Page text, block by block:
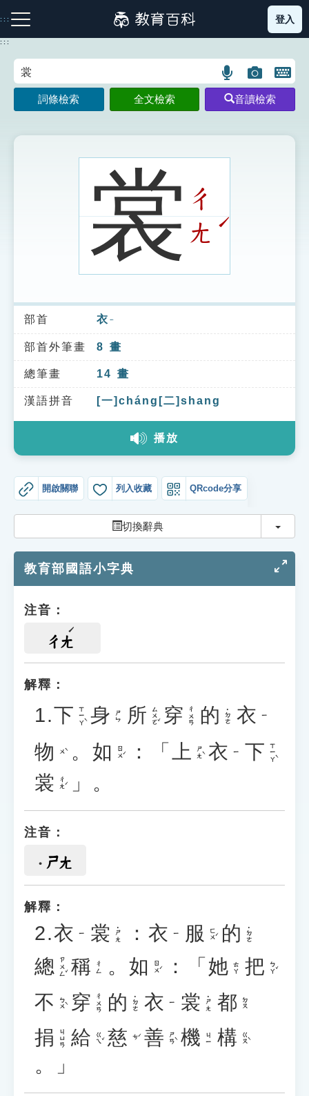
到
主
:::
注音索引圖示 筆畫索引圖示 部首索引表圖示
索引選單
知識索引
單字索引
生命大百科索引
教學應用
貓頭鷹博士
登入
:::
語
言
搜
示
圖
片
搜
開
鍵
圖
詞條檢索 全文檢索 音讀檢索
裳ㄔ
ㄤˊ
部首 衣 ㄧ
部首外筆畫 8 畫
總筆畫 14 畫
漢語拼音 [一]cháng[二]shang
播放
開啟關聯 列入收藏 QRcode分享
切換辭典 切換
教育部國語小字典
注音：
ㄔㄤ
解釋：
1.下 ㄒㄧㄚˋ 身 ㄕㄣ 所 ㄙㄨㄛˇ 穿 ㄔㄨㄢ 的 ˙ㄉㄜ 衣 ㄧ
物 ㄨˋ 。 如 ㄖㄨˊ ：「 上 ㄕㄤˋ 衣 ㄧ 下 ㄒㄧㄚˋ
裳 ㄔㄤˊ 」。
注音：
ㄕㄤ
解釋：
2.衣 ㄧ 裳 ˙ㄕㄤ ： 衣 ㄧ 服 ㄈㄨˊ 的 ˙ㄉㄜ
總 ㄗㄨㄥˇ 稱 ㄔㄥ 。 如 ㄖㄨˊ ：「 她 ㄊㄚ 把 ㄅㄚˇ
不 ㄅㄨˋ 穿 ㄔㄨㄢ 的 ˙ㄉㄜ 衣 ㄧ 裳 ˙ㄕㄤ 都 ㄉㄡ
捐 ㄐㄩㄢ 給 ㄍㄟˇ 慈 ㄘˊ 善 ㄕㄢˋ 機 ㄐㄧ 構 ㄍㄡˋ
。」